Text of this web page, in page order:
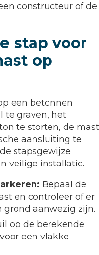
constructeur of de
stap voor
op
een betonnen
te graven, het
te storten, de mast
aansluiting te
stapsgewijze
veilige installatie.
Bepaal de
en controleer of er
grond aanwezig zijn.
op de berekende
een vlakke